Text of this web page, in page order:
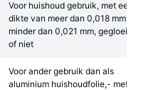
Voor huishoud gebruik, met een
dikte van meer dan 0,018 mm en
minder dan 0,021 mm, gegloeid
of niet
Voor ander gebruik dan als
aluminium huishoudfolie,- met